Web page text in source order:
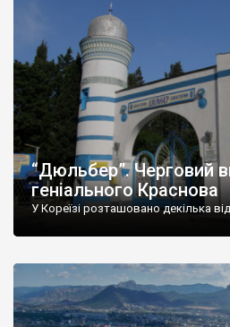
“Дюльбер”. Черговий
геніального Краснова
У Кореїзі розташовано декілька